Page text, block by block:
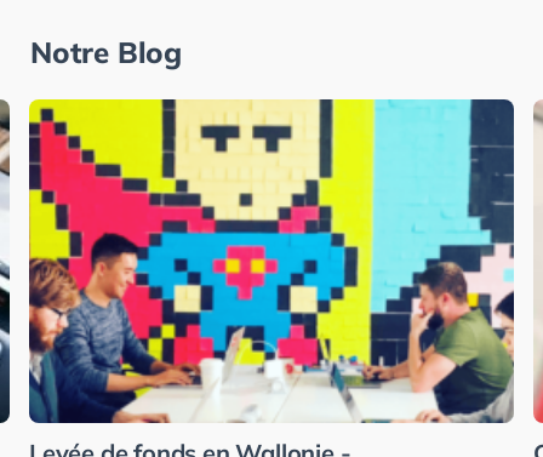
Notre Blog